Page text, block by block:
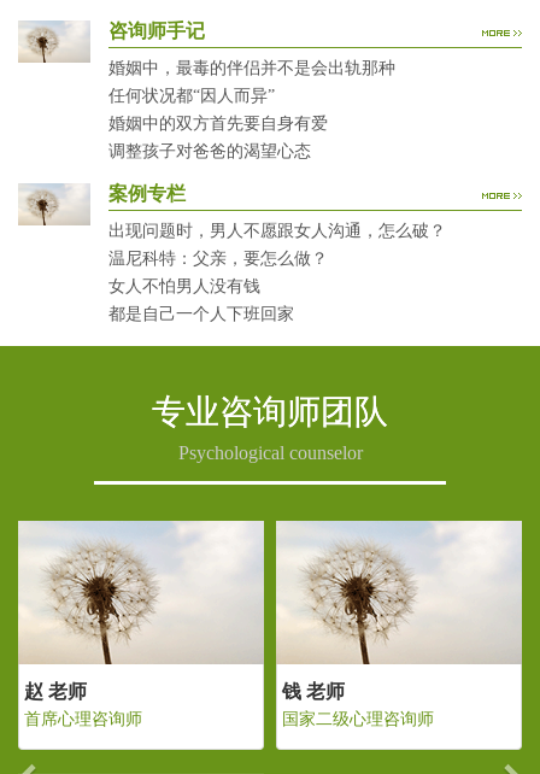
咨询师手记
婚姻中，最毒的伴侣并不是会出轨那种
任何状况都“因人而异”
婚姻中的双方首先要自身有爱
调整孩子对爸爸的渴望心态
案例专栏
出现问题时，男人不愿跟女人沟通，怎么破？
温尼科特：父亲，要怎么做？
女人不怕男人没有钱
都是自己一个人下班回家
专业咨询师团队
Psychological counselor
老师
二级心理咨询师
赵 老师
首席心理咨询师
Previous